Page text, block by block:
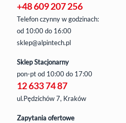
+48 609 207 256
Telefon czynny w godzinach:
od 10:00 do 16:00
sklep@alpintech.pl
Sklep Stacjonarny
pon-ptod 10:00 do 17:00
12 633 74 87
ul.Pędzichów 7, Kraków
Zapytania ofertowe